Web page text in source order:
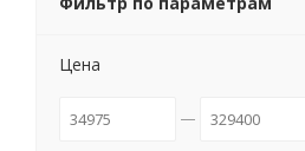
Цена